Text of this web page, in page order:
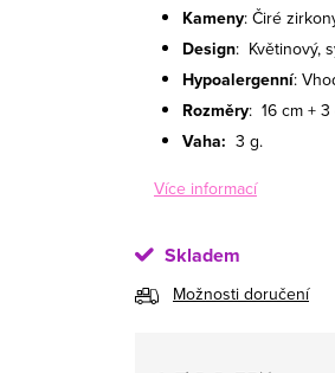
Kameny: Čiré
Design: Květinový,
Hypoalergenní:
Rozměry: 16 cm +
Vaha: 3 g.
Více informací
Skladem
Možnosti doručení